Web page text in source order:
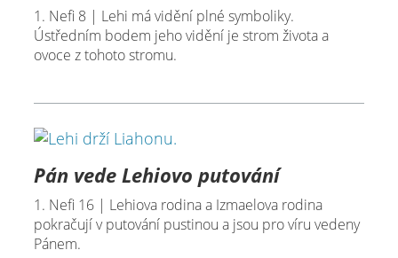
1. Nefi 8 | Lehi má vidění plné symboliky.
Ústředním bodem jeho vidění je strom života a
ovoce z tohoto stromu.
Pán vede Lehiovo putování
1. Nefi 16 | Lehiova rodina a Izmaelova rodina
pokračují v putování pustinou a jsou pro víru vedeny
Pánem.